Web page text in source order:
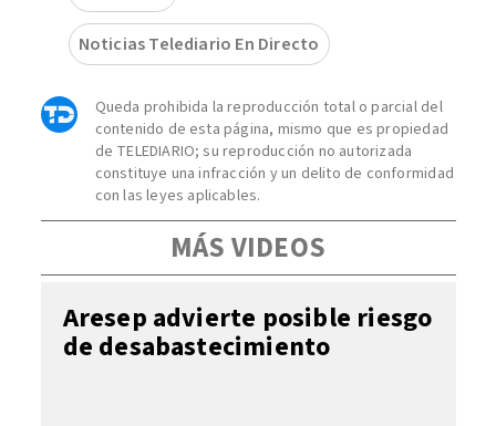
Noticias Telediario En Directo
Queda prohibida la reproducción total o parcial del
contenido de esta página, mismo que es propiedad
de TELEDIARIO; su reproducción no autorizada
constituye una infracción y un delito de conformidad
con las leyes aplicables.
MÁS VIDEOS
Aresep advierte posible riesgo
de desabastecimiento